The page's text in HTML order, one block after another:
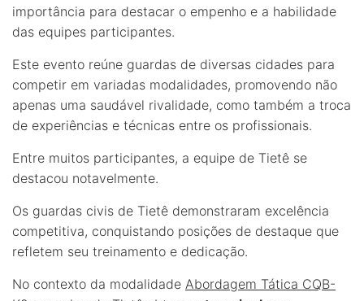
importância para destacar o empenho e a habilidade
das equipes participantes.
Este evento reúne guardas de diversas cidades para
competir em variadas modalidades, promovendo não
apenas uma saudável rivalidade, como também a troca
de experiências e técnicas entre os profissionais.
Entre muitos participantes, a equipe de Tietê se
destacou notavelmente.
Os guardas civis de Tietê demonstraram excelência
competitiva, conquistando posições de destaque que
refletem seu treinamento e dedicação.
No contexto da modalidade Abordagem Tática CQB-